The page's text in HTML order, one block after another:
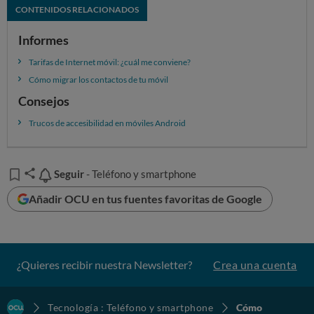
CONTENIDOS RELACIONADOS
Informes
Tarifas de Internet móvil: ¿cuál me conviene?
Cómo migrar los contactos de tu móvil
Consejos
Trucos de accesibilidad en móviles Android
Seguir
Seguir - Teléfono y smartphone
Añadir OCU en tus fuentes favoritas de Google
¿Quieres recibir nuestra Newsletter? Crea una cuenta
Tecnología : Teléfono y smartphone
Cómo